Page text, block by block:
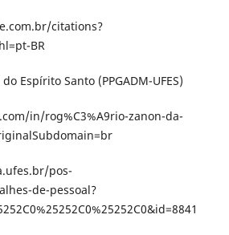
citations?
BR
Espírito Santo (PPGADM-UFES)
in/rog%C3%A9rio-zanon-da-
pos-
de-pessoal?